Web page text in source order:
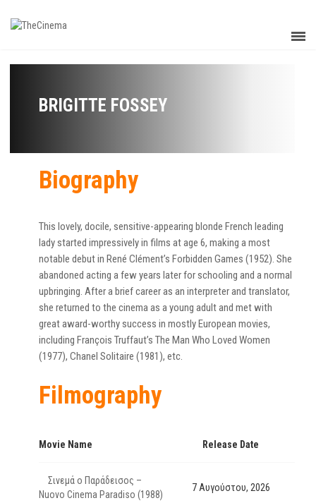
BRIGITTE FOSSEY
Biography
This lovely, docile, sensitive-appearing blonde French leading
lady started impressively in films at age 6, making a most
notable debut in René Clément’s Forbidden Games (1952). She
abandoned acting a few years later for schooling and a normal
upbringing. After a brief career as an interpreter and translator,
she returned to the cinema as a young adult and met with
great award-worthy success in mostly European movies,
including François Truffaut’s The Man Who Loved Women
(1977), Chanel Solitaire (1981), etc.
Filmography
Movie Name Release Date
Σινεμά ο Παράδεισος –
Nuovo Cinema Paradiso (1988)
7 Αυγούστου, 2026